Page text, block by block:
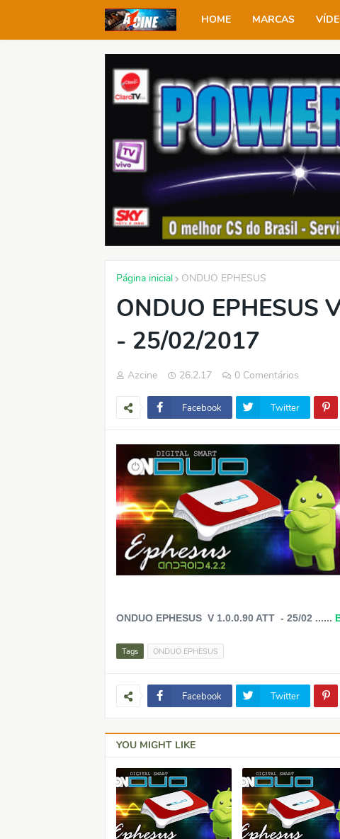
HOME MARCAS
Página inicial ONDUO EPHESUS
ONDUO EPHESUS
- 25/02/2017
Azcine 26.2.17 0 Comentários
Facebook Twitter
ONDUO EPHESUS V 1.0.0.90 ATT - 25/02 ......
Tags ONDUO EPHESUS
Facebook Twitter
YOU MIGHT LIKE